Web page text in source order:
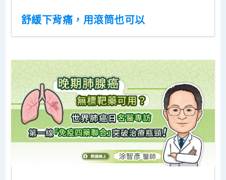
舒緩下背痛，用滾筒也可以